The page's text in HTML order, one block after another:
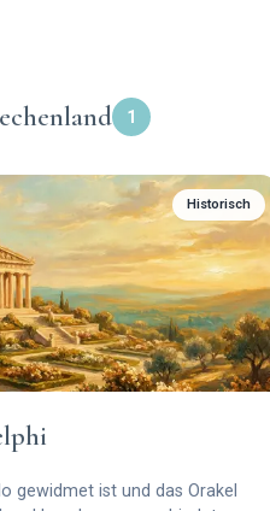
1
Historisch
gewidmet ist und das Orakel